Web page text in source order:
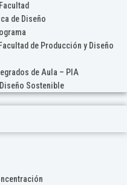
de Diseño
de Producción y Diseño
de Aula – PIA
Sostenible